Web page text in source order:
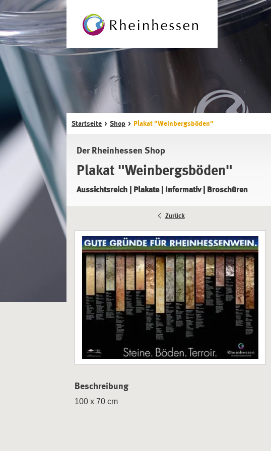
Startseite Shop Plakat "Weinbergsböden"
Der Rheinhessen Shop
Plakat "Weinbergsböden"
Aussichtsreich | Plakate | Informativ | Broschüren
Zurück
Beschreibung
100 x 70 cm